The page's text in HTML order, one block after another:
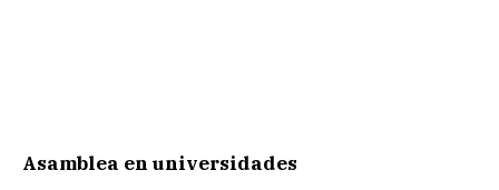
Asamblea en universidades